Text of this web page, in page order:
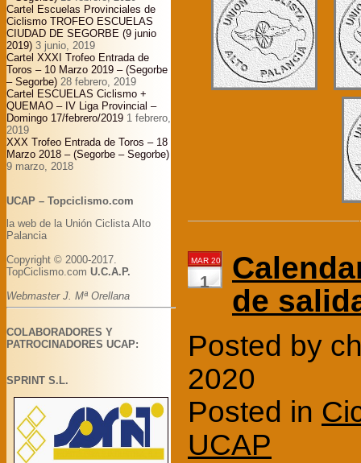
Cartel Escuelas Provinciales de
Ciclismo TROFEO ESCUELAS
CIUDAD DE SEGORBE (9 junio
2019) 3 junio, 2019
Cartel XXXI Trofeo Entrada de
Toros – 10 Marzo 2019 – (Segorbe
– Segorbe) 28 febrero, 2019
Cartel ESCUELAS Ciclismo +
QUEMAO – IV Liga Provincial –
Domingo 17/febrero/2019 1 febrero,
2019
XXX Trofeo Entrada de Toros – 18
Marzo 2018 – (Segorbe – Segorbe)
9 marzo, 2018
UCAP – Topciclismo.com
la web de la Unión Ciclista Alto
Palancia
Copyright © 2000-2017.
TopCiclismo.com U.C.A.P.
Webmaster J. Mª Orellana
COLABORADORES Y
PATROCINADORES UCAP:
SPRINT S.L.
MAR 20
1
de
Posted by
2020
Posted in
UCAP